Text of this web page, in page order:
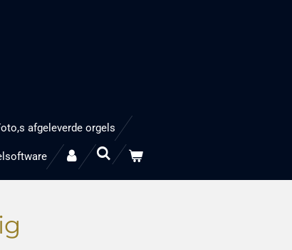
afgeleverde orgels